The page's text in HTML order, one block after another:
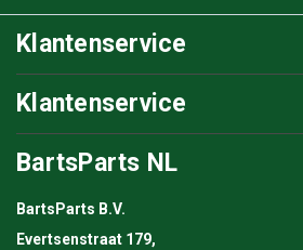
Klantenservice
Klantenservice
BartsParts NL
BartsParts B.V.
Evertsenstraat 179,